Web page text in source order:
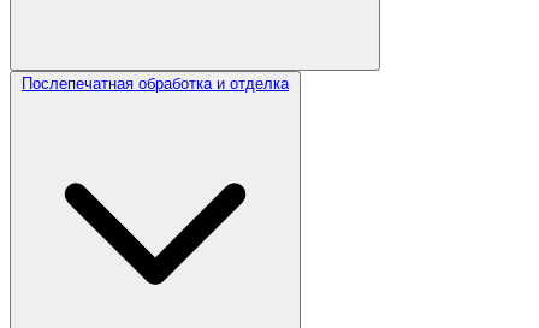
Послепечатная обработка и отделка